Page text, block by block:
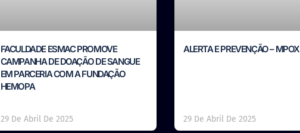
FACULDADE ESMAC PROMOVE
CAMPANHA DE DOAÇÃO DE SANGUE
EM PARCERIA COM A FUNDAÇÃO
HEMOPA
29 De Abril De 2025
ALERTA E PREVENÇÃO – MPOX
29 De Abril De 2025